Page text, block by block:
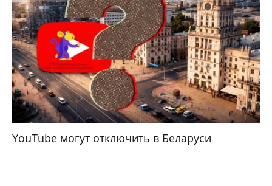
YouTube могут отключить в Беларуси